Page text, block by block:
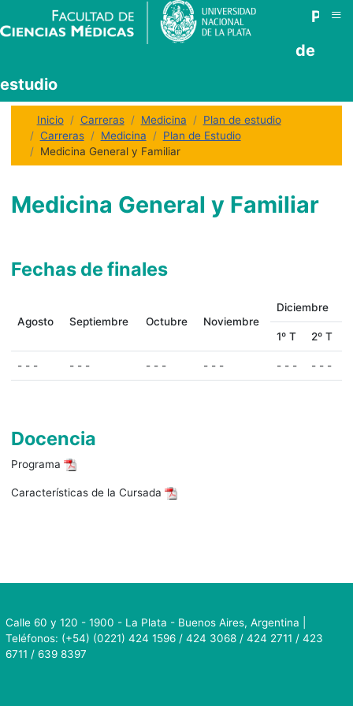
Inicio Carreras Medicina
Plan de estudio
Carreras
Medicina
Plan de Estudio
Medicina General y Familiar
Medicina General y Familiar
Fechas de finales
Agosto Septiembre Octubre Noviembre
Diciembre
1º T 2º T
- - - - - - - - - - - - - - - - - -
Docencia
Programa
Características de la Cursada
Calle 60 y 120 - 1900 - La Plata - Buenos Aires, Argentina |
Teléfonos: (+54) (0221) 424 1596 / 424 3068 / 424 2711 / 423
6711 / 639 8397
Plan
de
estudio
≡